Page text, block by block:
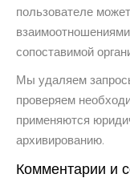
пользователе
сопоставимой
Мы удаляем
проверяем
применяются
архивированию.
Комментарии и